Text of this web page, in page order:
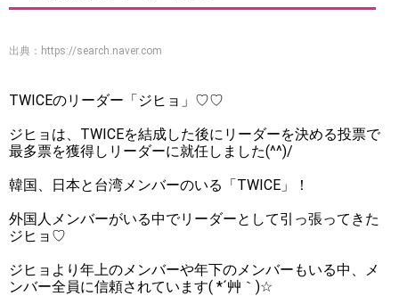
出典： https://search.naver.com
TWICEのリーダー「ジヒョ」♡♡
ジヒョは、TWICEを結成した後にリーダーを決める投票で
最多票を獲得しリーダーに就任しました(^^)/
韓国、日本と台湾メンバーのいる「TWICE」！
外国人メンバーがいる中でリーダーとして引っ張ってきた
ジヒョ♡
ジヒョより年上のメンバーや年下のメンバーもいる中、メ
ンバー全員に信頼されています( *´艸｀)☆